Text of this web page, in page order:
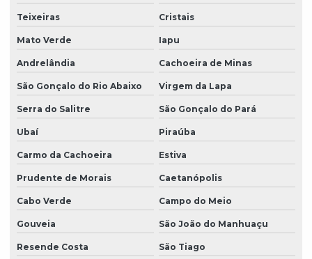
Teixeiras Cristais
Mato Verde Iapu
Andrelândia Cachoeira de Minas
São Gonçalo do Rio Abaixo Virgem da Lapa
Serra do Salitre São Gonçalo do Pará
Ubaí Piraúba
Carmo da Cachoeira Estiva
Prudente de Morais Caetanópolis
Cabo Verde Campo do Meio
Gouveia São João do Manhuaçu
Resende Costa São Tiago